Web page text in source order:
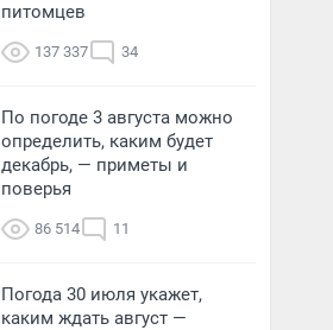
питомцев
137 337 34
По погоде 3 августа можно
определить, каким будет
декабрь, — приметы и
поверья
86 514 11
Погода 30 июля укажет,
каким ждать август —